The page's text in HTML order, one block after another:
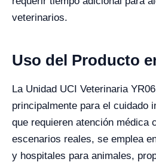
veterinarios.
Uso del Producto
La Unidad UCI Veterinaria
principalmente para el cuidado
que requieren atención médica
escenarios reales, se emplea
y hospitales para animales,